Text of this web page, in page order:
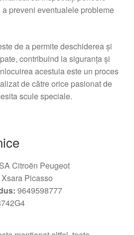
preveni eventualele probleme
de a permite deschiderea și
contribuind la siguranța și
acestuia este un proces
de către orice pasionat de
scule speciale.
Citroën Peugeot
Picasso
9649598777